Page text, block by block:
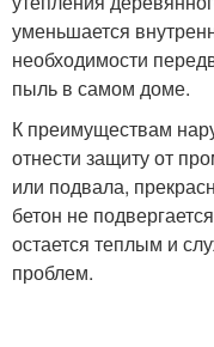
уменьшается
необходимости
пыль в самом доме.
К преимуществам
отнести защиту от
или подвала,
бетон не
остается теплым и
проблем.